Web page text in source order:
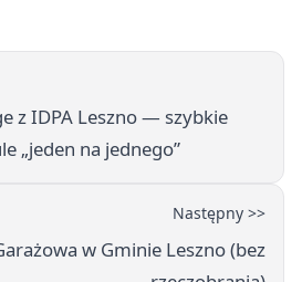
z IDPA Leszno — szybkie
„jeden na jednego”
Następny >>
w Gminie Leszno (bez